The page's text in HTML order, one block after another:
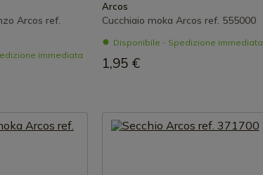
Arcos ref.
immediata
Arcos
Cucchiaio moka Arcos ref. 555000
Disponibile - Spedizione immediata
1,95 €